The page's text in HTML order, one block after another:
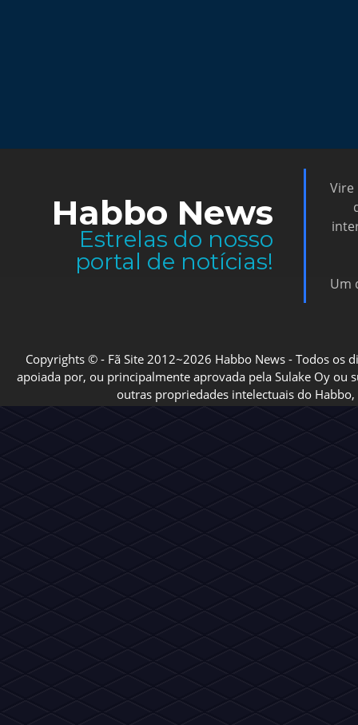
Habbo News
Estrelas do nosso
portal de notícias!
Vire
Um
Copyrights © - Fã Site 2012~2026 Habbo News - Todos os
apoiada por, ou principalmente aprovada pela Sulake Oy ou
outras propriedades intelectuais do